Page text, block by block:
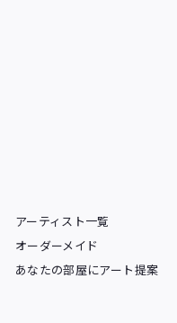
アーティスト一覧
オーダーメイド
あなたの部屋にアート提案